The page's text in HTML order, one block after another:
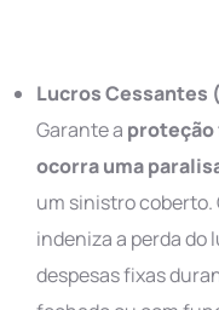
Lucros Cessantes
Garante a proteção
ocorra uma
um sinistro coberto.
indeniza a perda do
despesas fixas